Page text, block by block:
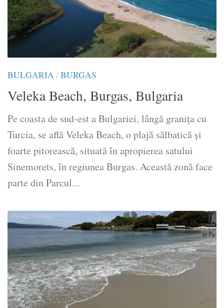
BULGARIA/BURGAS
Veleka Beach, Burgas, Bulgaria
Pe coasta de sud-est a Bulgariei, lângă granița cu
Turcia, se află Veleka Beach, o plajă sălbatică şi
foarte pitorească, situată în apropierea satului
Sinemorets, în regiunea Burgas. Această zonă face
parte din Parcul...